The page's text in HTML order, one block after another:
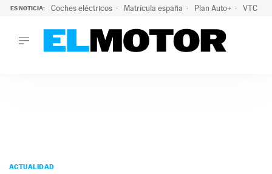
ES NOTICIA: Coches eléctricos Matrícula españa Plan Auto+ VTC
PODCAST
ACTUALIDAD